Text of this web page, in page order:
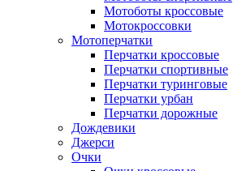
Мотоботы кроссовые
Мотокроссовки
Мотоперчатки
Перчатки кроссовые
Перчатки спортивные
Перчатки туринговые
Перчатки урбан
Перчатки дорожные
Дождевики
Джерси
Очки